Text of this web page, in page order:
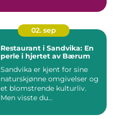
02. sep
Restaurant i Sandvika: En
perle i hjertet av Bærum
Sandvika er kjent for sine
naturskjønne omgivelser og
et blomstrende kulturliv.
Men visste du...